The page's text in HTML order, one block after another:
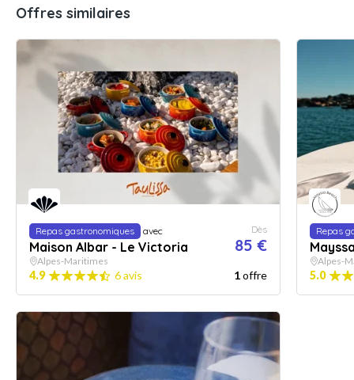
Offres similaires
Repas gastronomiques avec
Maison Albar - Le Victoria
Dès
85 €
Alpes-Maritimes
4.9 6 avis 1offre
Repas
Alpes-
5.0